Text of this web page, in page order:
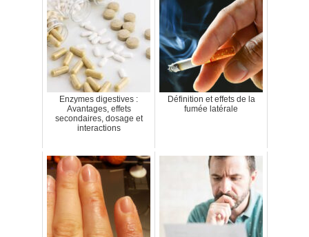
Enzymes digestives :
Avantages, effets
secondaires, dosage et
interactions
Définition et effets de la
fumée latérale